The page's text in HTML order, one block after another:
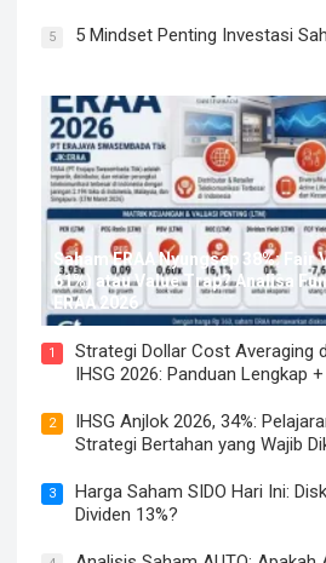
5 5 Mindset Penting Investasi
Saham ERAA Nyungsep 38%: Fair
61%) atau Value Trap? Analisa
ERAA 2026
1
Strategi Dollar Cost Averaging
IHSG 2026: Panduan Lengkap
2
IHSG Anjlok 2026, 34%:
Strategi Bertahan yang Wajib
3
Harga Saham SIDO Hari Ini:
Dividen 13%?